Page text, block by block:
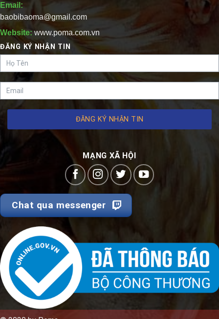
Email:
baobibaoma@gmail.com
Website:www.poma.com.vn
ĐĂNG KÝ NHẬN TIN
ĐĂNG KÝ NHẬN TIN
MẠNG XÃ HỘI
Chat qua messenger